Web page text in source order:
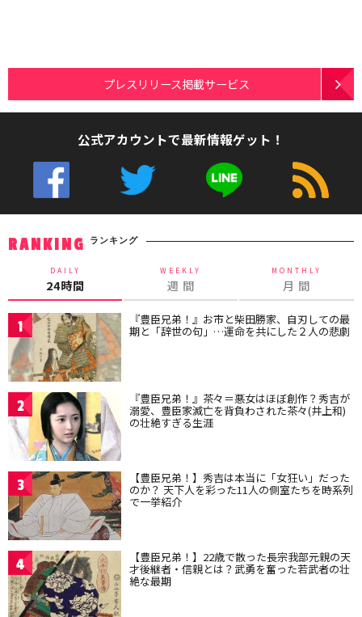
プレスリリース掲載サービス
公式アカウントで最新情報ゲット！
RANKING ランキング
DAILY
24時間
WEEKLY
週 間
MONTHLY
月 間
1 『豊臣兄弟！』お市と柴田勝家、自刃しての最
期と「辞世の句」…運命を共にした２人の悲劇
2 『豊臣兄弟！』茶々＝悪女はほぼ創作？秀吉が
溺愛、豊臣家滅亡を背負わされた茶々(井上和)
の壮絶すぎる生涯
3 【豊臣兄弟！】秀吉は本当に「女狂い」だった
のか？ 天下人を彩った11人の側室たちを時系列
で一挙紹介
4 【豊臣兄弟！】22歳で散った長宗我部元親の天
才後継者・信親とは？武勇を奮った若武者の壮
絶な最期